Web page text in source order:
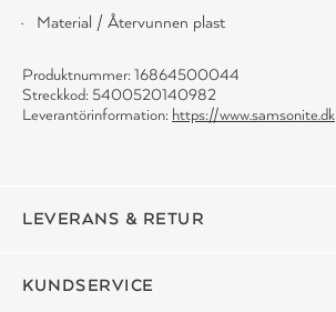
Material / Återvunnen plast
Produktnummer: 16864500044
Streckkod: 5400520140982
Leverantörinformation: https://www.samsonite.dk
LEVERANS & RETUR
KUNDSERVICE